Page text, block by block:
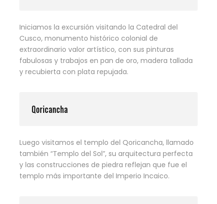
Iniciamos la excursión visitando la Catedral del
Cusco, monumento histórico colonial de
extraordinario valor artístico, con sus pinturas
fabulosas y trabajos en pan de oro, madera tallada
y recubierta con plata repujada.
Qoricancha
Luego visitamos el templo del Qoricancha, llamado
también “Templo del Sol”, su arquitectura perfecta
y las construcciones de piedra reflejan que fue el
templo más importante del Imperio Incaico.